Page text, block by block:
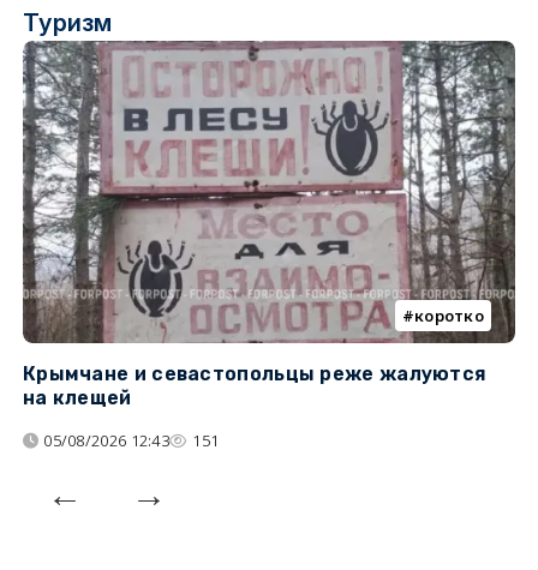
Туризм
коротко
Крымчане и севастопольцы реже жалуются
на клещей
05/08/2026 12:43 151